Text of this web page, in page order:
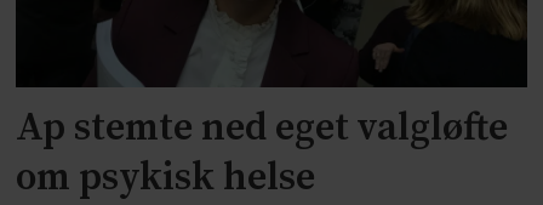
Ap stemte ned eget valgløfte
om psykisk helse